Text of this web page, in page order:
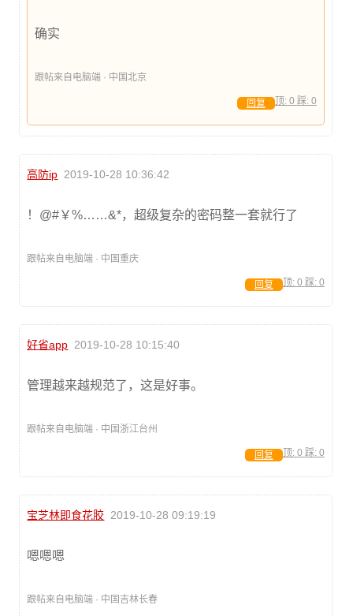
确实
跟帖来自电脑端 · 中国北京
顶: 0 踩: 0
回复
高防ip 2019-10-28 10:36:42
！@#￥%……&*，超级复杂的密码整一套就行了
跟帖来自电脑端 · 中国重庆
顶: 0 踩: 0
回复
好省app 2019-10-28 10:15:40
管理越来越规范了，这是好事。
跟帖来自电脑端 · 中国浙江台州
顶: 0 踩: 0
回复
宝芝林即食花胶 2019-10-28 09:19:19
嗯嗯嗯
跟帖来自电脑端 · 中国吉林长春